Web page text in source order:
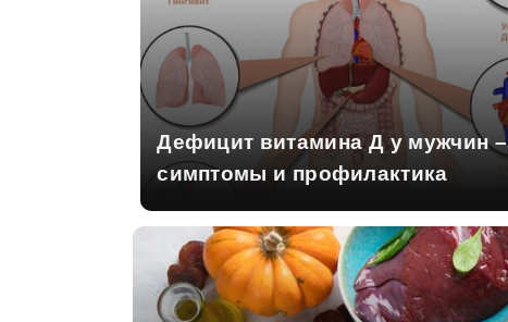
Дефицит витамина Д у мужчин –
симптомы и профилактика